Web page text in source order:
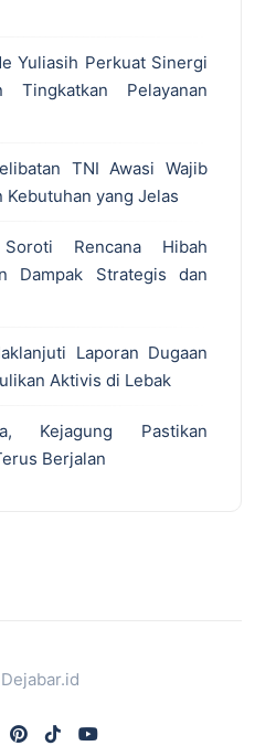
Yuliasih Perkuat Sinergi
Pelayanan
TNI Awasi Wajib
Kebutuhan yang Jelas
Rencana Hibah
Dampak Strategis dan
Laporan Dugaan
Aktivis di Lebak
Kejagung Pastikan
Berjalan